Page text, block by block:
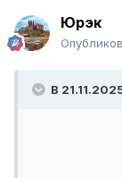
Юрэк
В